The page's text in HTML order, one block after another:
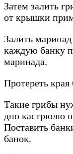
Затем залить
от крышки
Залить
каждую банку
маринада.
Протереть
Такие грибы
дно кастрюлю
Поставить
банок.